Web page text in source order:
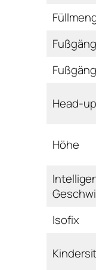
Head-
Höhe
Isofix